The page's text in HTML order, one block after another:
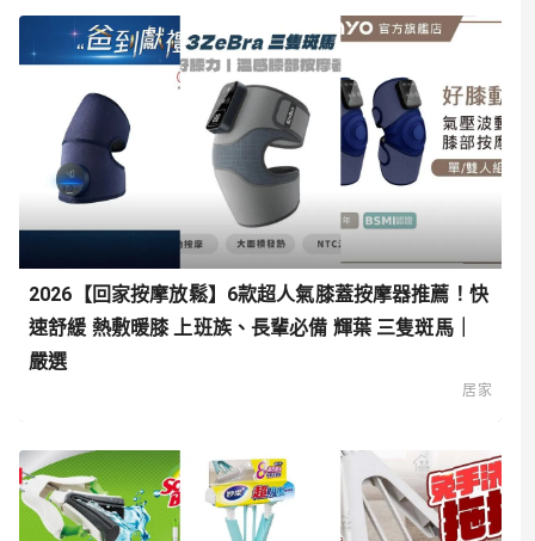
2026【回家按摩放鬆】6款超人氣膝蓋按摩器推薦！快
速舒緩 熱敷暖膝 上班族、長輩必備 輝葉 三隻斑馬｜
嚴選
居家